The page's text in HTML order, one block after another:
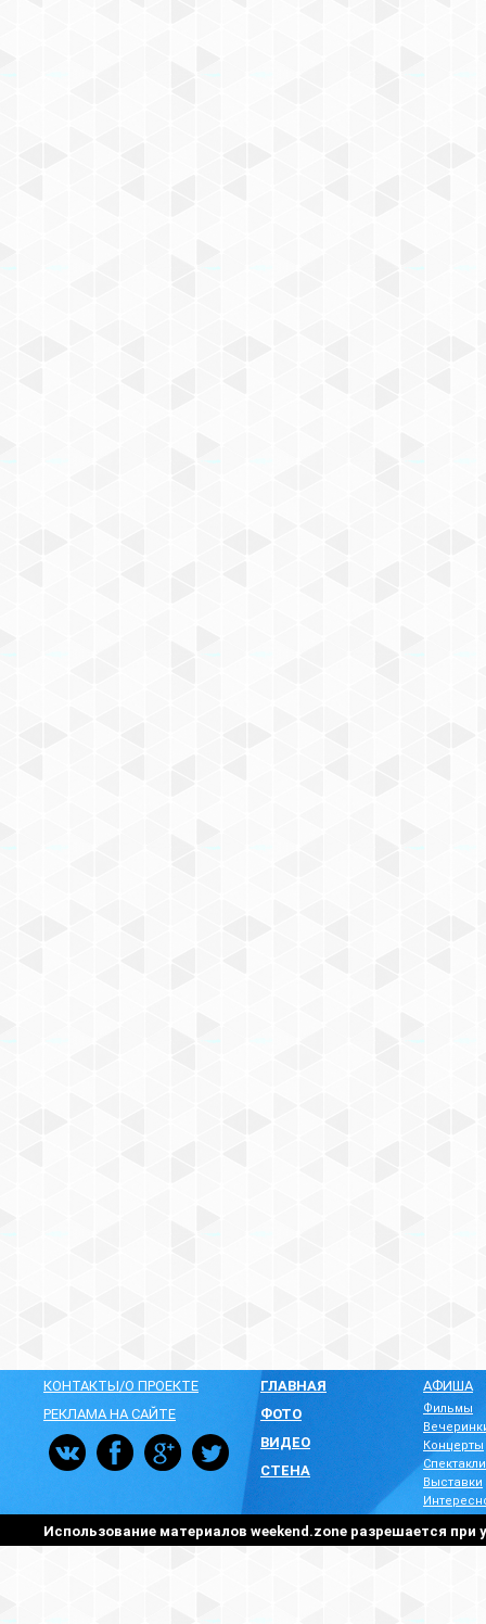
КОНТАКТЫ/О ПРОЕКТЕ
РЕКЛАМА НА САЙТЕ
ГЛАВНАЯ
ФОТО
ВИДЕО
СТЕНА
АФИША
Фильмы
Концерты
Спектакли
Выставки
Использование материалов weekend.zone разрешается